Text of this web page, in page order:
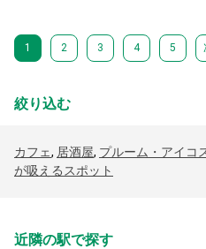
1 2 3 4 5
絞り込む
カフェ, 居酒屋, プルーム・アイコ
が吸えるスポット
近隣の駅で探す